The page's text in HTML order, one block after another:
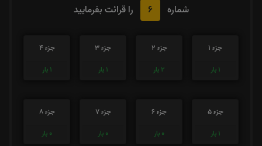
شماره
6 را قرائت بفرمایید
جزء 1
1 بار
جزء 2
2 بار
جزء 3
1 بار
جزء 4
1 بار
جزء 5
1 بار
جزء 6
0 بار
جزء 7
0 بار
جزء 8
0 بار